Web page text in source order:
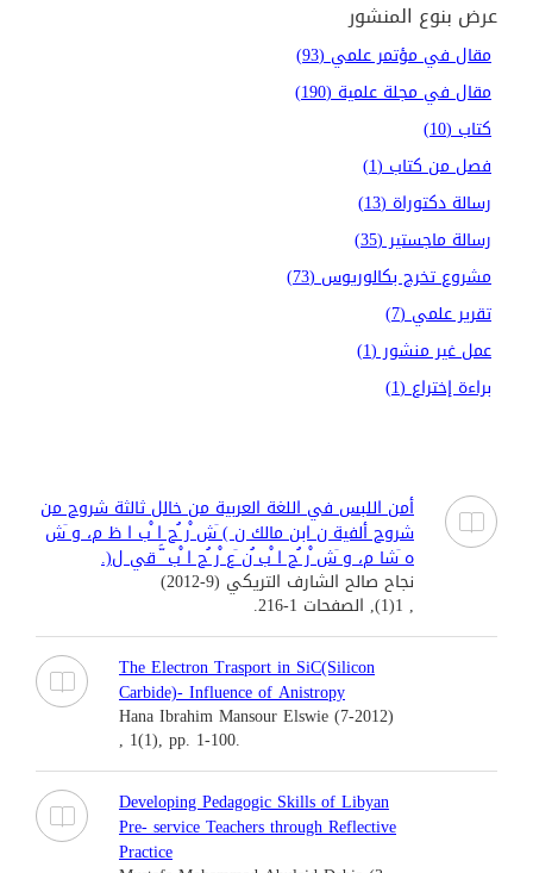
عرض بنوع المنشور
مقال في مؤتمر علمي (93)
مقال في مجلة علمية (190)
كتاب (10)
فصل من كتاب (1)
رسالة دكتوراة (13)
رسالة ماجستير (35)
مشروع تخرج بكالوريوس (73)
تقرير علمي (7)
عمل غير منشور (1)
براءة إختراع (1)
أمن اللبس في اللغة العربية من خالل ثالثة شروح من
شروح ألفية ن ابن مالك ن ) َش ْر ُح ا ْب ا ظ م، و َش
ه َشا م، و َش ْر ُح ا ْب ُن َع ْر ُح ا ْب َّ قي ل(.
نجاح صالح الشارف التريكي (9-2012)
, 1(1), الصفحات 1-216.
The Electron Trasport in SiC(Silicon
Carbide)- Influence of Anistropy
Hana Ibrahim Mansour Elswie (7-2012)
, 1(1), pp. 1-100.
Developing Pedagogic Skills of Libyan
Pre- service Teachers through Reflective
Practice